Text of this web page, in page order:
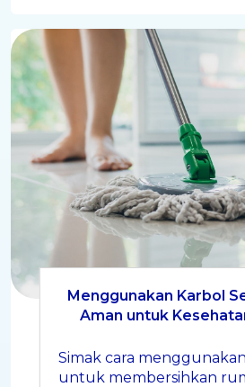
Menggunakan Karbol
Aman untuk
Simak cara
untuk membersihkan